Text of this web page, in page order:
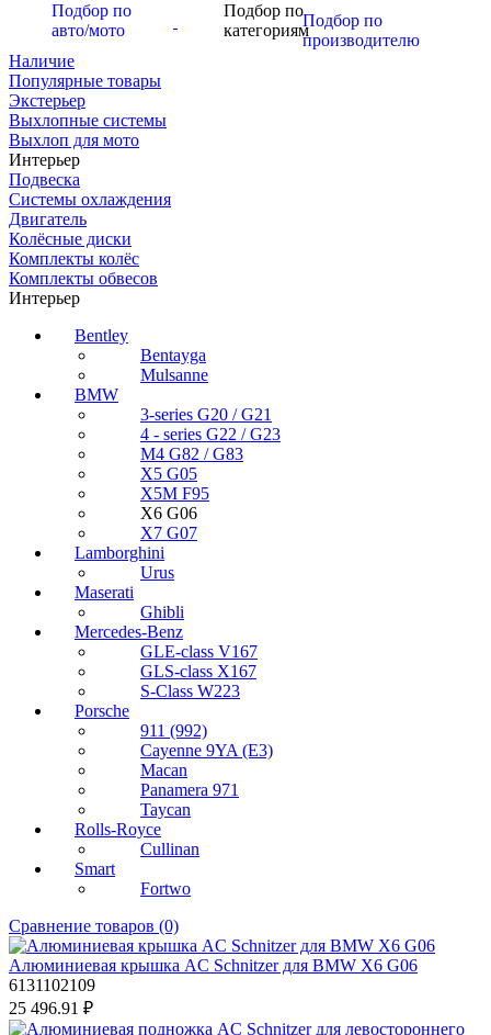
Подбор по
авто/мото
Подбор по
категориям
Подбор по
производителю
Наличие
Популярные товары
Экстерьер
Выхлопные системы
Выхлоп для мото
Интерьер
Подвеска
Системы охлаждения
Двигатель
Колёсные диски
Комплекты колёс
Комплекты обвесов
Интерьер
Bentley
Bentayga
Mulsanne
BMW
3-series G20 / G21
4 - series G22 / G23
M4 G82 / G83
X5 G05
X5M F95
X6 G06
X7 G07
Lamborghini
Urus
Maserati
Ghibli
Mercedes-Benz
GLE-class V167
GLS-class X167
S-Class W223
Porsche
911 (992)
Cayenne 9YA (E3)
Macan
Panamera 971
Taycan
Rolls-Royce
Cullinan
Smart
Fortwo
Сравнение товаров (0)
Алюминиевая крышка AC Schnitzer для BMW X6 G06
6131102109
25 496.91 ₽